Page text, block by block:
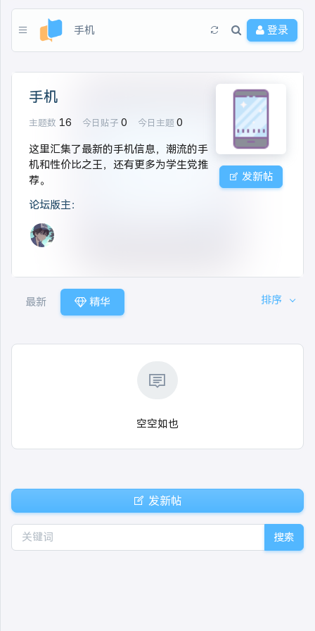
手机 登录
发新帖
手机
主题数 16 今日贴子 0 今日主题 0
这里汇集了最新的手机信息，潮流的手
机和性价比之王，还有更多为学生党推
荐。
论坛版主：
最新 精华 排序
空空如也
发新帖
搜索